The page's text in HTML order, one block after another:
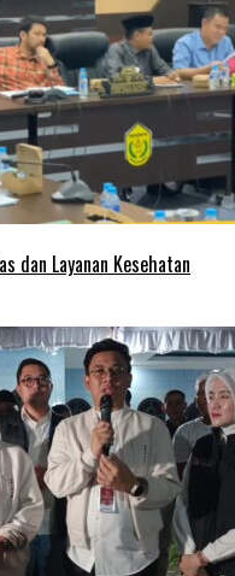
dan Layanan Kesehatan